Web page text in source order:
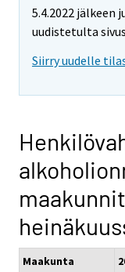
5.4.2022
uudistetulta
Siirry uudelle
Maakunta